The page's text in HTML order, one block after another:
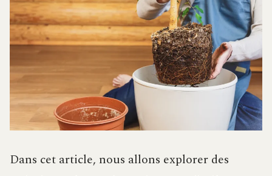
Dans cet article, nous allons explorer des